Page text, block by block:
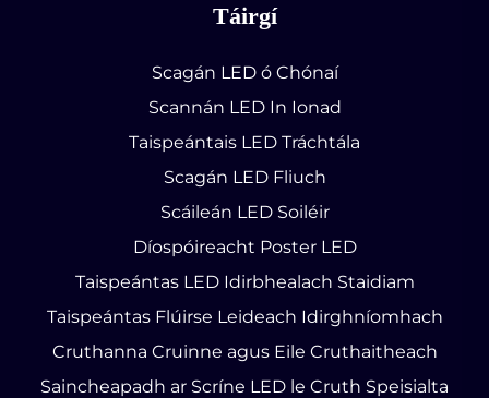
Táirgí
Scagán LED ó Chónaí
Scannán LED In Ionad
Taispeántais LED Tráchtála
Scagán LED Fliuch
Scáileán LED Soiléir
Díospóireacht Poster LED
Taispeántas LED Idirbhealach Staidiam
Taispeántas Flúirse Leideach Idirghníomhach
Cruthanna Cruinne agus Eile Cruthaitheach
Saincheapadh ar Scríne LED le Cruth Speisialta